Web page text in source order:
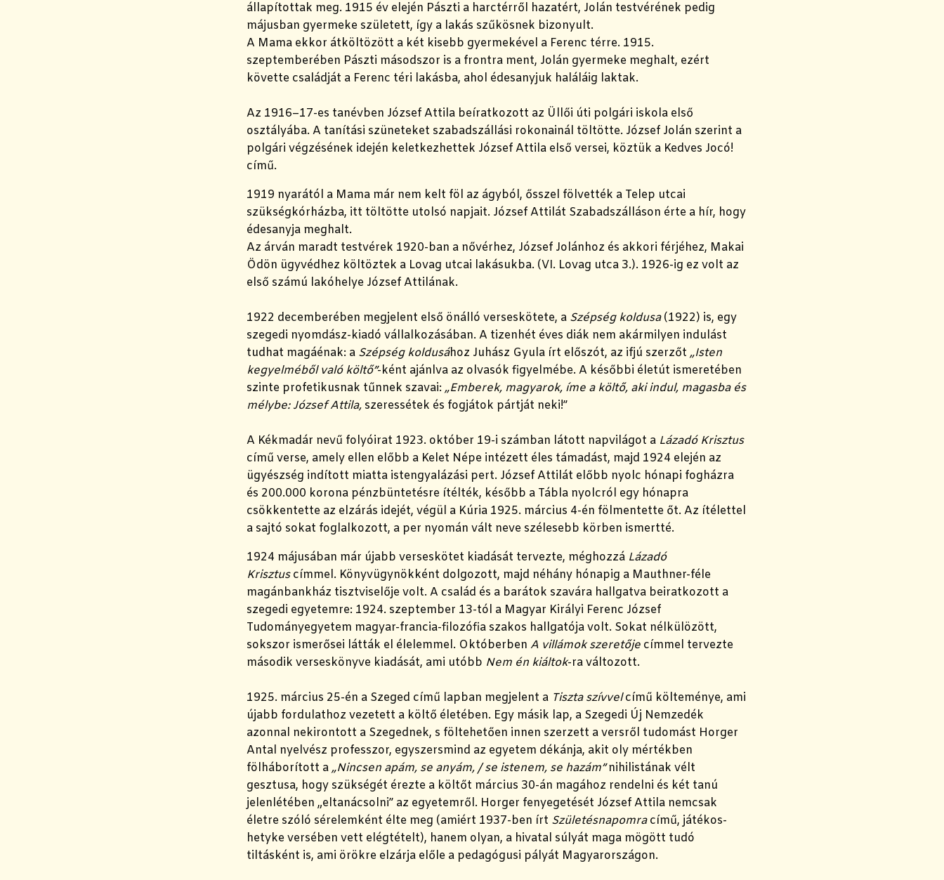
állapítottak meg. 1915 év elején Pászti a harctérről hazatért, Jolán testvérének pedig
májusban gyermeke született, így a lakás szűkösnek bizonyult.
A Mama ekkor átköltözött a két kisebb gyermekével a Ferenc térre. 1915.
szeptemberében Pászti másodszor is a frontra ment, Jolán gyermeke meghalt, ezért
követte családját a Ferenc téri lakásba, ahol édesanyjuk haláláig laktak.
Az 1916–17-es tanévben József Attila beíratkozott az Üllői úti polgári iskola első
osztályába. A tanítási szüneteket szabadszállási rokonainál töltötte. József Jolán szerint a
polgári végzésének idején keletkezhettek József Attila első versei, köztük a Kedves Jocó!
című.
1919 nyarától a Mama már nem kelt föl az ágyból, ősszel fölvették a Telep utcai
szükségkórházba, itt töltötte utolsó napjait. József Attilát Szabadszálláson érte a hír, hogy
édesanyja meghalt.
Az árván maradt testvérek 1920-ban a nővérhez, József Jolánhoz és akkori férjéhez, Makai
Ödön ügyvédhez költöztek a Lovag utcai lakásukba. (VI. Lovag utca 3.). 1926-ig ez volt az
első számú lakóhelye József Attilának.
1922 decemberében megjelent első önálló verseskötete, a Szépség koldusa(1922) is, egy
szegedi nyomdász-kiadó vállalkozásában. A tizenhét éves diák nem akármilyen indulást
tudhat magáénak: a Szépség koldusához Juhász Gyula írt előszót, az ifjú szerzőt „Isten
kegyelméből való költő”-ként ajánlva az olvasók figyelmébe. A későbbi életút ismeretében
szinte profetikusnak tűnnek szavai: „Emberek, magyarok, íme a költő, aki indul, magasba és
mélybe: József Attila, szeressétek és fogjátok pártját neki!”
A Kékmadár nevű folyóirat 1923. október 19-i számban látott napvilágot a Lázadó Krisztus
című verse, amely ellen előbb a Kelet Népe intézett éles támadást, majd 1924 elején az
ügyészség indított miatta istengyalázási pert. József Attilát előbb nyolc hónapi fogházra
és 200.000 korona pénzbüntetésre ítélték, később a Tábla nyolcról egy hónapra
csökkentette az elzárás idejét, végül a Kúria 1925. március 4-én fölmentette őt. Az ítélettel
a sajtó sokat foglalkozott, a per nyomán vált neve szélesebb körben ismertté.
1924 májusában már újabb verseskötet kiadását tervezte, méghozzá Lázadó
Krisztus címmel. Könyvügynökként dolgozott, majd néhány hónapig a Mauthner-féle
magánbankház tisztviselője volt. A család és a barátok szavára hallgatva beiratkozott a
szegedi egyetemre: 1924. szeptember 13-tól a Magyar Királyi Ferenc József
Tudományegyetem magyar-francia-filozófia szakos hallgatója volt. Sokat nélkülözött,
sokszor ismerősei látták el élelemmel. Októberben A villámok szeretője címmel tervezte
második verseskönyve kiadását, ami utóbb Nem én kiáltok-ra változott.
1925. március 25-én a Szeged című lapban megjelent a Tiszta szívvelcímű költeménye, ami
újabb fordulathoz vezetett a költő életében. Egy másik lap, a Szegedi Új Nemzedék
azonnal nekirontott a Szegednek, s föltehetően innen szerzett a versről tudomást Horger
Antal nyelvész professzor, egyszersmind az egyetem dékánja, akit oly mértékben
fölháborított a„Nincsen apám, se anyám, / se istenem, se hazám”nihilistának vélt
gesztusa, hogy szükségét érezte a költőt március 30-án magához rendelni és két tanú
jelenlétében „eltanácsolni” az egyetemről. Horger fenyegetését József Attila nemcsak
életre szóló sérelemként élte meg (amiért 1937-ben írt Születésnapomracímű, játékos-
hetyke versében vett elégtételt), hanem olyan, a hivatal súlyát maga mögött tudó
tiltásként is, ami örökre elzárja előle a pedagógusi pályát Magyarországon.